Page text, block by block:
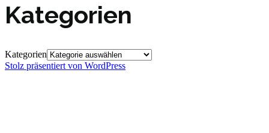
Kategorien
Kategorien
Stolz präsentiert von WordPress